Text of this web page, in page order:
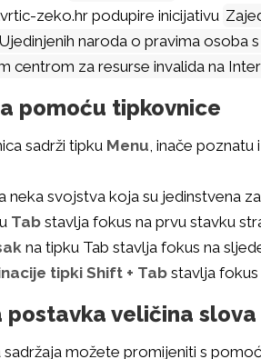
zeko.hr podupire inicijativu
naroda o pravima osoba
centrom za resurse invalida na
pomoću tipkovnice
sadrži tipku Menu , inače poznatu
neka svojstva koja su jedinstvena
Tab stavlja fokus na prvu stavku
na tipku Tab stavlja fokus na
tipki Shift + Tab stavlja
postavka veličina
sadržaja možete promijeniti s